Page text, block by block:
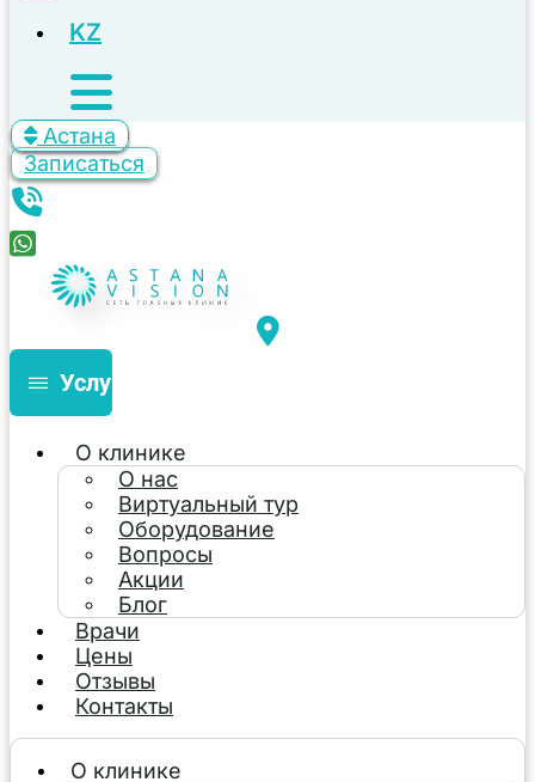
KZ
Астана
Записаться
Услуги
О клинике
О нас
Виртуальный тур
Оборудование
Вопросы
Акции
Блог
Врачи
Цены
Отзывы
Контакты
О клинике